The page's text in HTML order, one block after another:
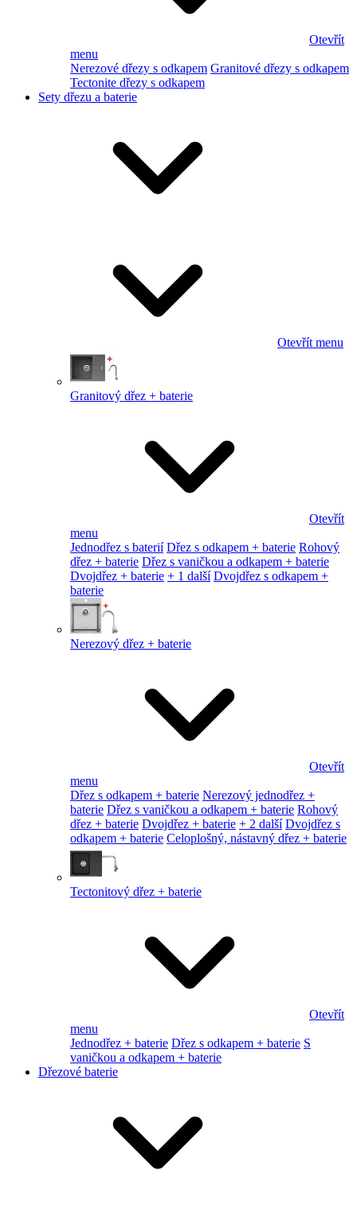
Otevřít
menu
Nerezové dřezy s odkapem Granitové dřezy s odkapem
Tectonite dřezy s odkapem
Sety dřezu a baterie
Otevřít menu
Granitový dřez + baterie
Otevřít
menu
Jednodřez s baterií Dřez s odkapem + baterie Rohový
dřez + baterie Dřez s vaničkou a odkapem + baterie
Dvojdřez + baterie + 1 další Dvojdřez s odkapem +
baterie
Nerezový dřez + baterie
Otevřít
menu
Dřez s odkapem + baterie Nerezový jednodřez +
baterie Dřez s vaničkou a odkapem + baterie Rohový
dřez + baterie Dvojdřez + baterie + 2 další Dvojdřez s
odkapem + baterie Celoplošný, nástavný dřez + baterie
Tectonitový dřez + baterie
Otevřít
menu
Jednodřez + baterie Dřez s odkapem + baterie S
vaničkou a odkapem + baterie
Dřezové baterie